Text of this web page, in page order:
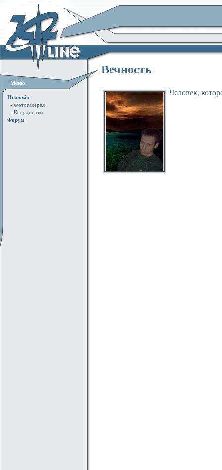
Меню
Псилайн
- Фотогалерея
- Координаты
Форум
Вечность
Человек,